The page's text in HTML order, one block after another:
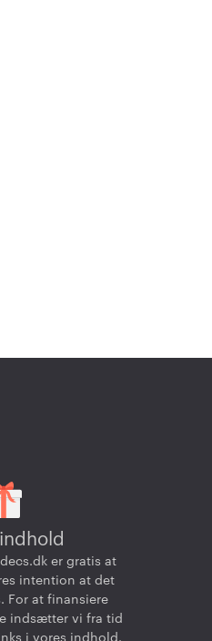
er gratis at
intention at det
For at finansiere
indsætter vi fra tid
i vores indhold.